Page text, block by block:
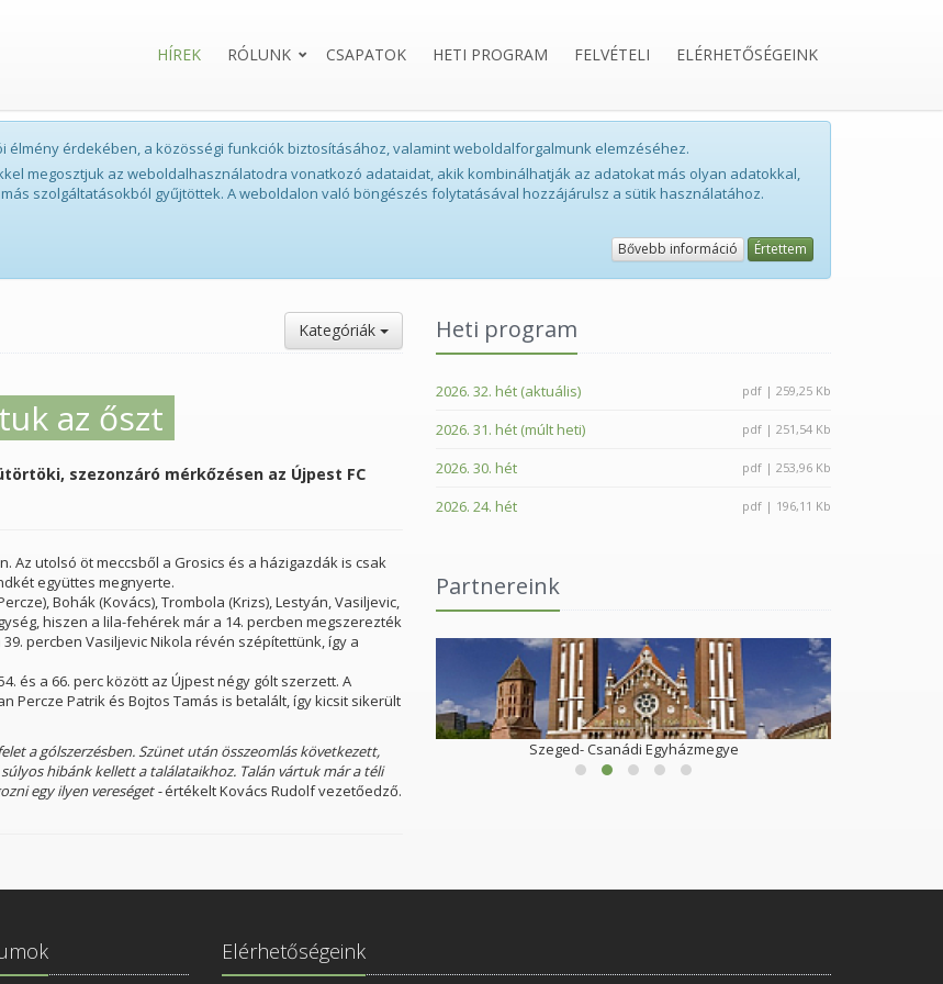
HÍREK RÓLUNK CSAPATOK HETI PROGRAM FELVÉTELI ELÉRHETŐSÉGEINK
élmény érdekében, a közösségi funkciók biztosításához, valamint weboldalforgalmunk elemzéséhez.
megosztjuk az weboldalhasználatodra vonatkozó adataidat, akik kombinálhatják az adatokat más olyan adatokkal,
szolgáltatásokból gyűjtöttek. A weboldalon való böngészés folytatásával hozzájárulsz a sütik használatához.
Bővebb információ Értettem
Kategóriák
az őszt
szezonzáró mérkőzésen az Újpest FC
utolsó öt meccsből a Grosics és a házigazdák is csak
együttes megnyerte.
Bohák (Kovács), Trombola (Krizs), Lestyán, Vasiljevic,
hiszen a lila-fehérek már a 14. percben megszerezték
percben Vasiljevic Nikola révén szépítettünk, így a
és a 66. perc között az Újpest négy gólt szerzett. A
Percze Patrik és Bojtos Tamás is betalált, így kicsit sikerült
a gólszerzésben. Szünet után összeomlás következett,
hibánk kellett a találataikhoz. Talán vártuk már a téli
egy ilyen vereséget -értékelt Kovács Rudolf vezetőedző.
Heti program
2026. 32. hét (aktuális) pdf | 259,25 Kb
2026. 31. hét (múlt heti) pdf | 251,54 Kb
2026. 30. hét pdf | 253,96 Kb
2026. 24. hét pdf | 196,11 Kb
Partnereink
Karácsonyi János Római Katolikus Gimnázium Szeged- Csanádi Egyházmegye
Elérhetőségeink